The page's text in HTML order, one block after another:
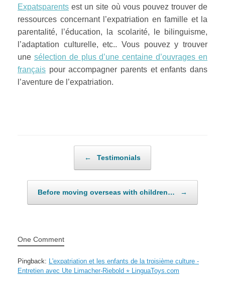
Expatsparents est un site où vous pouvez trouver de
ressources concernant l’expatriation en famille et la
parentalité, l’éducation, la scolarité, le bilinguisme,
l’adaptation culturelle, etc.. Vous pouvez y trouver
une sélection de plus d’une centaine d’ouvrages en
français pour accompagner parents et enfants dans
l’aventure de l’expatriation.
← Testimonials
Before moving overseas with children… →
One Comment
Pingback:
L'expatriation et les enfants de la troisième culture -
Entretien avec Ute Limacher-Riebold ⋆ LinguaToys.com